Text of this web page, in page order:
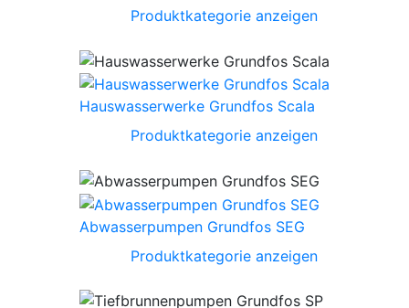
Produktkategorie anzeigen
Hauswasserwerke Grundfos Scala
Produktkategorie anzeigen
Abwasserpumpen Grundfos SEG
Produktkategorie anzeigen